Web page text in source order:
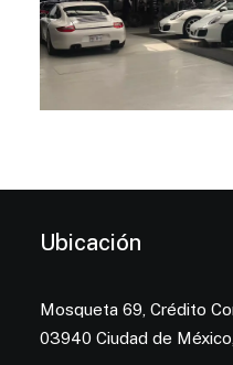
Ubicación
Mosqueta 69, Crédito
03940 Ciudad de